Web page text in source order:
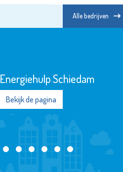
Alle bedrijven
Energiehulp Schiedam
Bekijk de pagina